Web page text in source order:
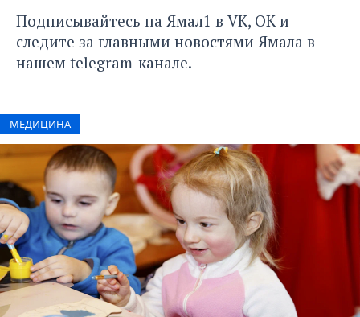
Подписывайтесь на Ямал1 в VK, ОК и
следите за главными новостями Ямала в
нашем telegram-канале.
МЕДИЦИНА